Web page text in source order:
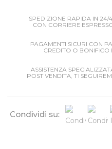
SPEDIZIONE RAPIDA IN 24/
CON CORRIERE
PAGAMENTI SICURI CON
CREDITO O BONIFICO
ASSISTENZA
POST VENDITA, TI
Condividi su: